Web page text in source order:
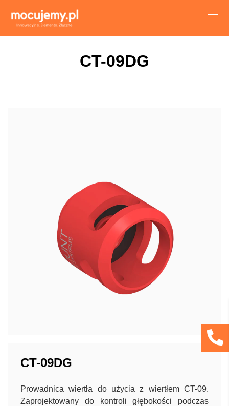
CT-09DG
CT-09DG
Prowadnica wiertła do użycia z wiertłem CT-09.
Zaprojektowany do kontroli głębokości podczas